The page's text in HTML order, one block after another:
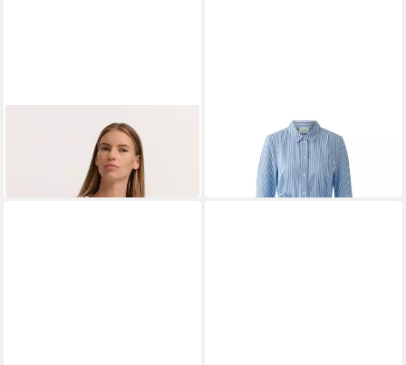
Hemdbluse Modern Fit
bedruckt aus Viskose
Blusenkleid
159,95 €